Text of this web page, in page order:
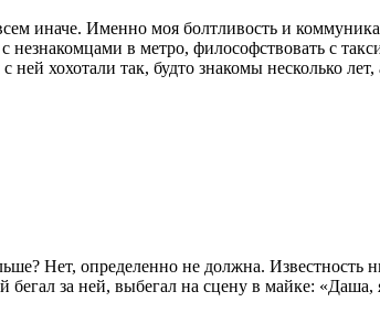
иначе. Именно моя болтливость и
в метро, философствовать с
хохотали так, будто знакомы несколько
Нет, определенно не должна. Известность
за ней, выбегал на сцену в майке: «Даша,